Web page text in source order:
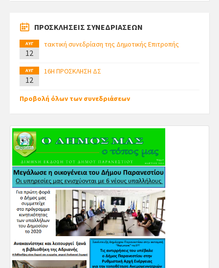
ΠΡΟΣΚΛΗΣΕΙΣ ΣΥΝΕΔΡΙΑΣΕΩΝ
ΑΥΓ
12
τακτική συνεδρίαση της Δημοτικής Επιτροπής
ΑΥΓ
12
16Η ΠΡΟΣΚΛΗΣΗ ΔΣ
Προβολή όλων των συνεδριάσεων